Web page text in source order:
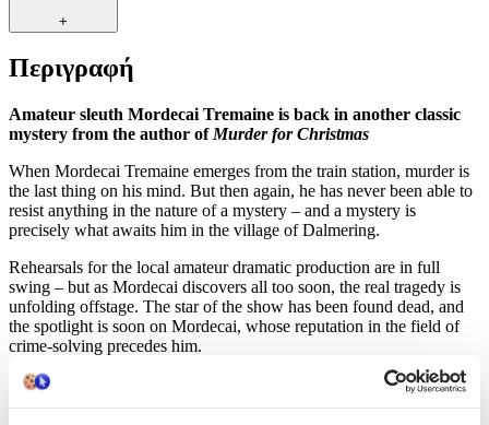
+
Περιγραφή
Amateur sleuth Mordecai Tremaine is back in another classic
mystery from the author of Murder for Christmas
When Mordecai Tremaine emerges from the train station, murder is
the last thing on his mind. But then again, he has never been able to
resist anything in the nature of a mystery – and a mystery is
precisely what awaits him in the village of Dalmering.
Rehearsals for the local amateur dramatic production are in full
swing – but as Mordecai discovers all too soon, the real tragedy is
unfolding offstage. The star of the show has been found dead, and
the spotlight is soon on Mordecai, whose reputation in the field of
crime-solving precedes him.
With a murderer waiting in the wings, it’s up to Mordecai to derail